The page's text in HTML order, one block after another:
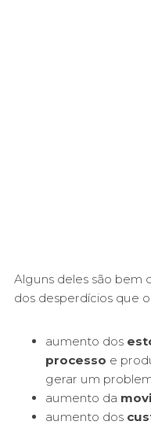
Alguns deles são bem
dos desperdícios que
aumento dos
processo e
gerar um
aumento da
aumento dos